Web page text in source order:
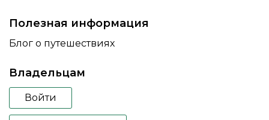
Полезная информация
Блог о путешествиях
Владельцам
Войти